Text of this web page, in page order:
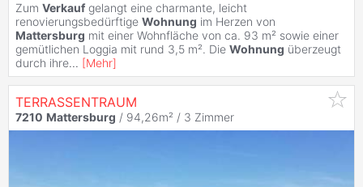
Zum Verkauf gelangt eine charmante, leicht
renovierungsbedürftige Wohnung im Herzen von
Mattersburg mit einer Wohnfläche von ca. 93 m² sowie einer
gemütlichen Loggia mit rund 3,5 m². Die Wohnung überzeugt
durch ihre... [Mehr]
TERRASSENTRAUM
7210 Mattersburg / 94,26m² / 3 Zimmer